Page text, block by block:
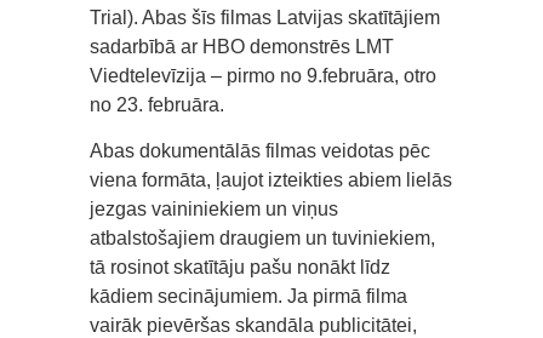
Trial). Abas šīs filmas Latvijas skatītājiem
sadarbībā ar HBO demonstrēs LMT
Viedtelevīzija – pirmo no 9.februāra, otro
no 23. februāra.
Abas dokumentālās filmas veidotas pēc
viena formāta, ļaujot izteikties abiem lielās
jezgas vaininiekiem un viņus
atbalstošajiem draugiem un tuviniekiem,
tā rosinot skatītāju pašu nonākt līdz
kādiem secinājumiem. Ja pirmā filma
vairāk pievēršas skandāla publicitātei,